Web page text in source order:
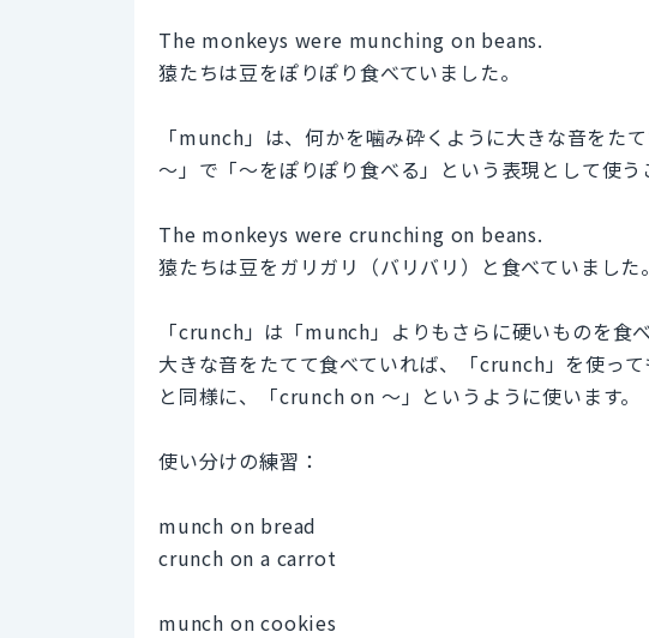
The monkeys were munching on beans.
猿たちは豆をぽりぽり食べていました。
「munch」は、何かを噛み砕くように大きな音をた
〜」で「〜をぽりぽり食べる」という表現として使う
The monkeys were crunching on beans.
猿たちは豆をガリガリ（バリバリ）と食べていました。
「crunch」は「munch」よりもさらに硬いものを食
大きな音をたてて食べていれば、「crunch」を使っ
と同様に、「crunch on 〜」というように使います。
使い分けの練習：
munch on bread
crunch on a carrot
munch on cookies